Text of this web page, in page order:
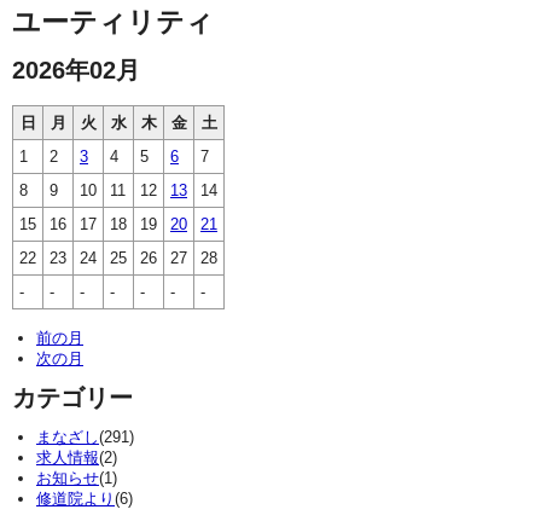
ユーティリティ
2026年02月
日 月 火 水 木 金
土
1
2 3 4 5 6
7
8
9 10 11 12 13
14
15
16 17 18 19 20
21
22
23 24 25 26 27
28
-
- - - - - -
前の月
次の月
カテゴリー
まなざし(291)
求人情報(2)
お知らせ(1)
修道院より (6)